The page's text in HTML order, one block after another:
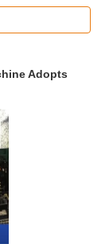
Adopts